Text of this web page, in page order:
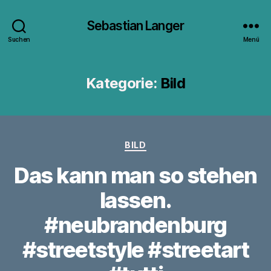
Suchen
Sebastian Langer
Menü
Kategorie: Bild
Kategorien
BILD
Das kann man so stehen
lassen.
#neubrandenburg
#streetstyle #streetart